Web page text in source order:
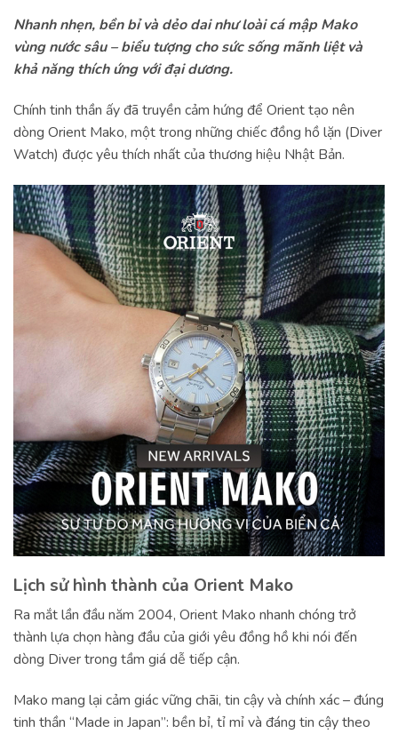
Nhanh nhẹn, bền bỉ và dẻo dai như loài cá mập Mako
vùng nước sâu – biểu tượng cho sức sống mãnh liệt và
khả năng thích ứng với đại dương.
Chính tinh thần ấy đã truyền cảm hứng để Orient tạo nên
dòng Orient Mako, một trong những chiếc đồng hồ lặn (Diver
Watch) được yêu thích nhất của thương hiệu Nhật Bản.
Lịch sử hình thành của Orient Mako
Ra mắt lần đầu năm 2004, Orient Mako nhanh chóng trở
thành lựa chọn hàng đầu của giới yêu đồng hồ khi nói đến
dòng Diver trong tầm giá dễ tiếp cận.
Mako mang lại cảm giác vững chãi, tin cậy và chính xác – đúng
tinh thần “Made in Japan”: bền bỉ, tỉ mỉ và đáng tin cậy theo